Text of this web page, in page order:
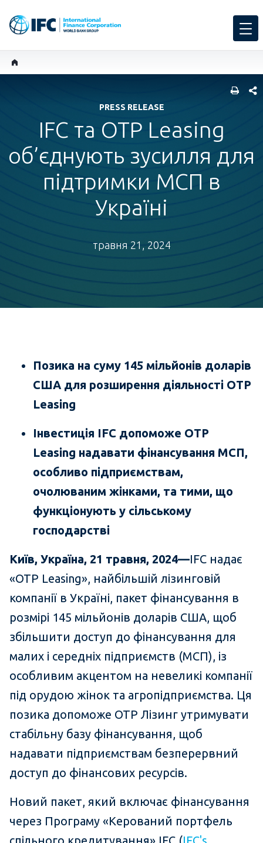
PRESS RELEASE
IFC та OTP Leasing
об’єднують зусилля для
підтримки МСП в
Україні
травня 21, 2024
Позика на суму 145 мільйонів доларів
США для розширення діяльності OTP
Leasing
Інвестиція IFC допоможе OTP
Leasing надавати фінансування МСП,
особливо підприємствам,
очолюваним жінками, та тими, що
функціонують у сільському
господарстві
Київ, Україна, 21 травня, 2024—IFC надає
«OTP Leasing», найбільшій лізинговій
компанії в Україні, пакет фінансування в
розмірі 145 мільйонів доларів США, щоб
збільшити доступ до фінансування для
малих і середніх підприємств (МСП), із
особливим акцентом на невеликі компанії
під орудою жінок та агропідприємства. Ця
позика допоможе OTP Лізинг утримувати
стабільну базу фінансування, щоб
надавати підприємствам безперервний
доступ до фінансових ресурсів.
Новий пакет, який включає фінансування
через Програму «Керований портфель